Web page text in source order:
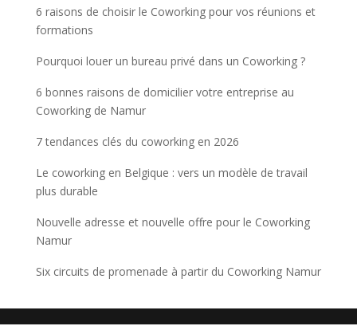
6 raisons de choisir le Coworking pour vos réunions et
formations
Pourquoi louer un bureau privé dans un Coworking ?
6 bonnes raisons de domicilier votre entreprise au
Coworking de Namur
7 tendances clés du coworking en 2026
Le coworking en Belgique : vers un modèle de travail
plus durable
Nouvelle adresse et nouvelle offre pour le Coworking
Namur
Six circuits de promenade à partir du Coworking Namur